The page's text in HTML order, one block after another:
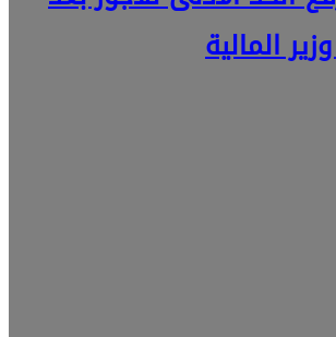
المالية